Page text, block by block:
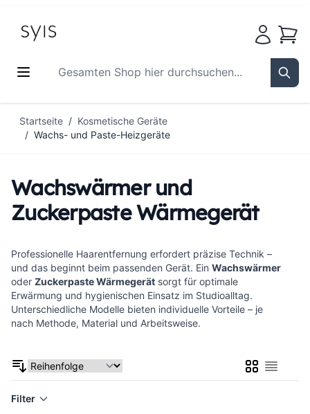
Gesamten Shop hier durchsuchen...
Startseite / Kosmetische Geräte
/ Wachs- und Paste-Heizgeräte
Wachswärmer und
Zuckerpaste Wärmegerät
Professionelle Haarentfernung erfordert präzise Technik –
und das beginnt beim passenden Gerät. Ein Wachswärmer
oder Zuckerpaste Wärmegerät sorgt für optimale
Erwärmung und hygienischen Einsatz im Studioalltag.
Unterschiedliche Modelle bieten individuelle Vorteile – je
nach Methode, Material und Arbeitsweise.
ListeListe
Filter